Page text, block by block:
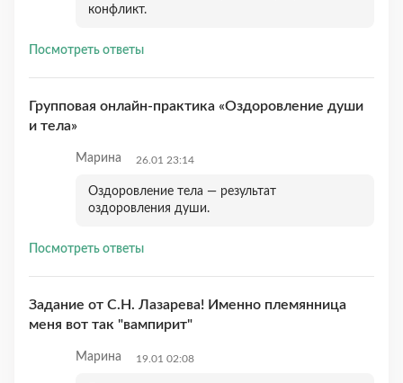
конфликт.
Посмотреть ответы
Групповая онлайн-практика «Оздоровление души
и тела»
Марина 26.01 23:14
Оздоровление тела — результат
оздоровления души.
Посмотреть ответы
Задание от С.Н. Лазарева! Именно племянница
меня вот так "вампирит"
Марина 19.01 02:08